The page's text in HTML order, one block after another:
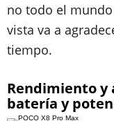
no todo el
vista va a
tiempo.
Rendimiento y
batería y